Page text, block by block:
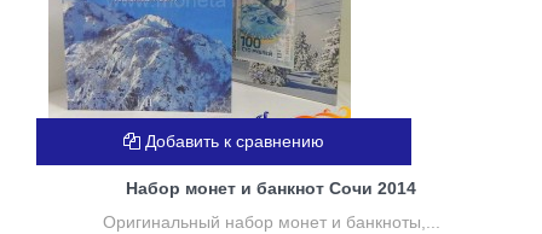
Набор монет и банкнот Сочи 2014
Оригинальный набор монет и банкноты,...
Добавить к сравнению